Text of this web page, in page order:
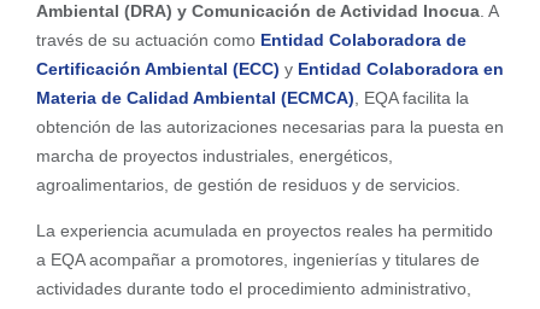
Ambiental (DRA) y Comunicación de Actividad Inocua . A
través de su actuación como Entidad Colaboradora de
Certificación Ambiental (ECC) y Entidad Colaboradora en
Materia de Calidad Ambiental (ECMCA) , EQA facilita la
obtención de las autorizaciones necesarias para la puesta en
marcha de proyectos industriales, energéticos,
agroalimentarios, de gestión de residuos y de servicios.
La experiencia acumulada en proyectos reales ha permitido
a EQA acompañar a promotores, ingenierías y titulares de
actividades durante todo el procedimiento administrativo,